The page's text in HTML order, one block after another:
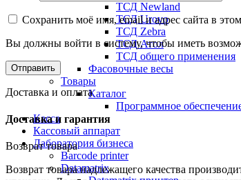
ТСД Newland
ТСД Urovo
ТСД Zebra
ТСД Атол
ТСД общего применения
Фасовочные весы
Товары
Каталог
Программное
Касса
Кассовый аппарат
Лаборатория бизнеса
Barcode printer
Datamatrix
Сохранить моё имя, email и адрес сайта в
Вы должны войти в систему, чтобы иметь
Доставка и оплата
Доставка и гарантия
Возврат товара
Возврат товара надлежащего качества